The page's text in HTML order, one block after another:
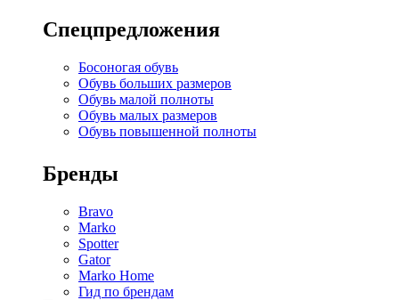
Спецпредложения
Босоногая обувь
Обувь больших размеров
Обувь малой полноты
Обувь малых размеров
Обувь повышенной полноты
Бренды
Bravo
Marko
Spotter
Gator
Marko Home
Гид по брендам